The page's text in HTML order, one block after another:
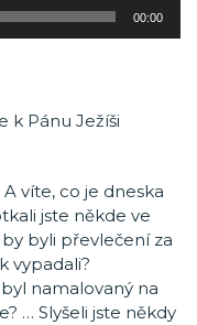
00:00
k Pánu Ježíši
víte, co je dneska
jste někde ve
byli převlečení za
vypadali?
namalovaný na
… Slyšeli jste někdy